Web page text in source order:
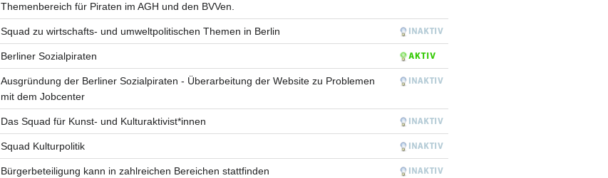
Themenbereich für Piraten im AGH und den BVVen.
Squad zu wirtschafts- und umweltpolitischen Themen in Berlin
Berliner Sozialpiraten
Ausgründung der Berliner Sozialpiraten - Überarbeitung der Website zu Problemen
mit dem Jobcenter
Das Squad für Kunst- und Kulturaktivist*innen
Squad Kulturpolitik
Bürgerbeteiligung kann in zahlreichen Bereichen stattfinden